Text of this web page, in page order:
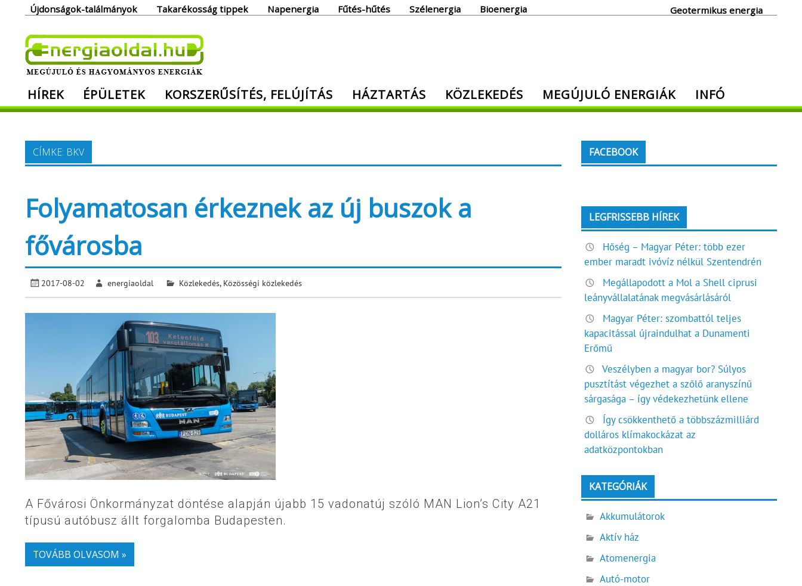
Újdonságok-találmányok Takarékosság tippek Napenergia Fűtés-hűtés Szélenergia Bioenergia Geotermikus energia
Megújuló és hagyományos energiák. Minden, ami energia!
HÍREK ÉPÜLETEK KORSZERŰSÍTÉS, FELÚJÍTÁS HÁZTARTÁS KÖZLEKEDÉS MEGÚJULÓ ENERGIÁK INFÓ
CÍMKE: BKV
Folyamatosan érkeznek az új buszok a
fővárosba
2017-08-02 energiaoldal Közlekedés, Közösségi közlekedés
A Fővárosi Önkormányzat döntése alapján újabb 15 vadonatúj szóló MAN Lion’s City A21
típusú autóbusz állt forgalomba Budapesten.
TOVÁBB OLVASOM »
FACEBOOK
LEGFRISSEBB HÍREK
Hőség – Magyar Péter: több ezer
ember maradt ivóvíz nélkül Szentendrén
Megállapodott a Mol a Shell ciprusi
leányvállalatának megvásárlásáról
Magyar Péter: szombattól teljes
kapacitással újraindulhat a Dunamenti
Erőmű
Veszélyben a magyar bor? Súlyos
pusztítást végezhet a szőlő aranyszínű
sárgasága – így védekezhetünk ellene
Így csökkenthető a többszázmilliárd
dolláros klímakockázat az
adatközpontokban
KATEGÓRIÁK
Akkumulátorok
Aktív ház
Atomenergia
Autó-motor